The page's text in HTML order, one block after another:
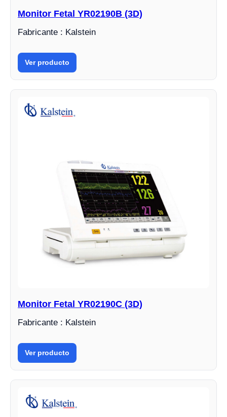
Monitor Fetal YR02190B (3D)
Fabricante : Kalstein
Ver producto
Monitor Fetal YR02190C (3D)
Fabricante : Kalstein
Ver producto